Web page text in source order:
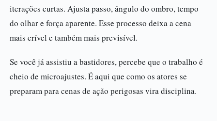
iterações curtas. Ajusta passo, ângulo do ombro, tempo
do olhar e força aparente. Esse processo deixa a cena
mais crível e também mais previsível.
Se você já assistiu a bastidores, percebe que o trabalho é
cheio de microajustes. É aqui que como os atores se
preparam para cenas de ação perigosas vira disciplina.